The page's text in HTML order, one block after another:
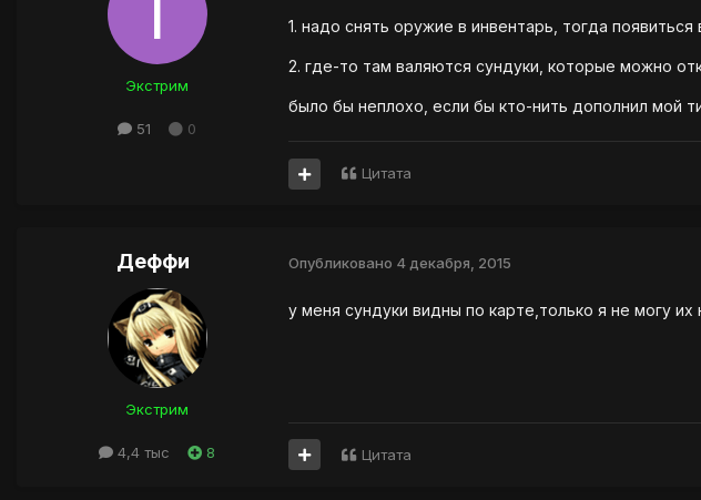
Экстрим
51 0
1. надо снять оружие в инвентарь, тогда
2. где-то там валяются сундуки, которые можно
было бы неплохо, если бы кто-нить дополнил мой
Цитата
Деффи
Экстрим
4,4 тыс 8
Опубликовано 4 декабря, 2015
у меня сундуки видны по карте,только я не могу их
Цитата